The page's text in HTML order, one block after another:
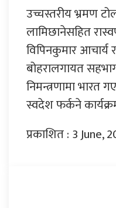
उच्चस्तरीय भ्रमण
लामिछानेसहित
विपिनकुमार
बोहरालगायत
निमन्त्रणामा भारत
स्वदेश फर्कने
प्रकाशित : 3 June,